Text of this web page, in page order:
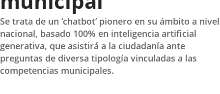
Se trata de un ‘chatbot’ pionero en su ámbito a nivel
nacional, basado 100% en inteligencia artificial
generativa, que asistirá a la ciudadanía ante
preguntas de diversa tipología vinculadas a las
competencias municipales.